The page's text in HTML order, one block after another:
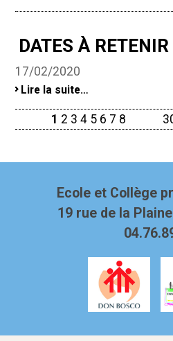
RETENIR
DATES À
17/02/2020
Dates
retenir
2019.pdf
Lire la suite…
1 2 3 4 5 6 7 8
Ecole et Collège
19 rue de la